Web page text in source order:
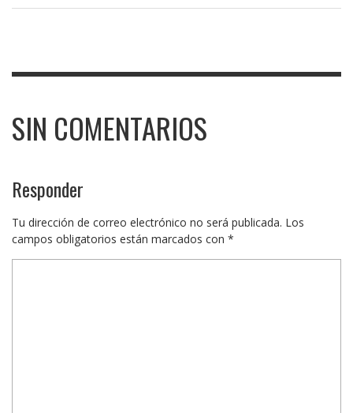
SIN COMENTARIOS
Responder
Tu dirección de correo electrónico no será publicada. Los
campos obligatorios están marcados con *